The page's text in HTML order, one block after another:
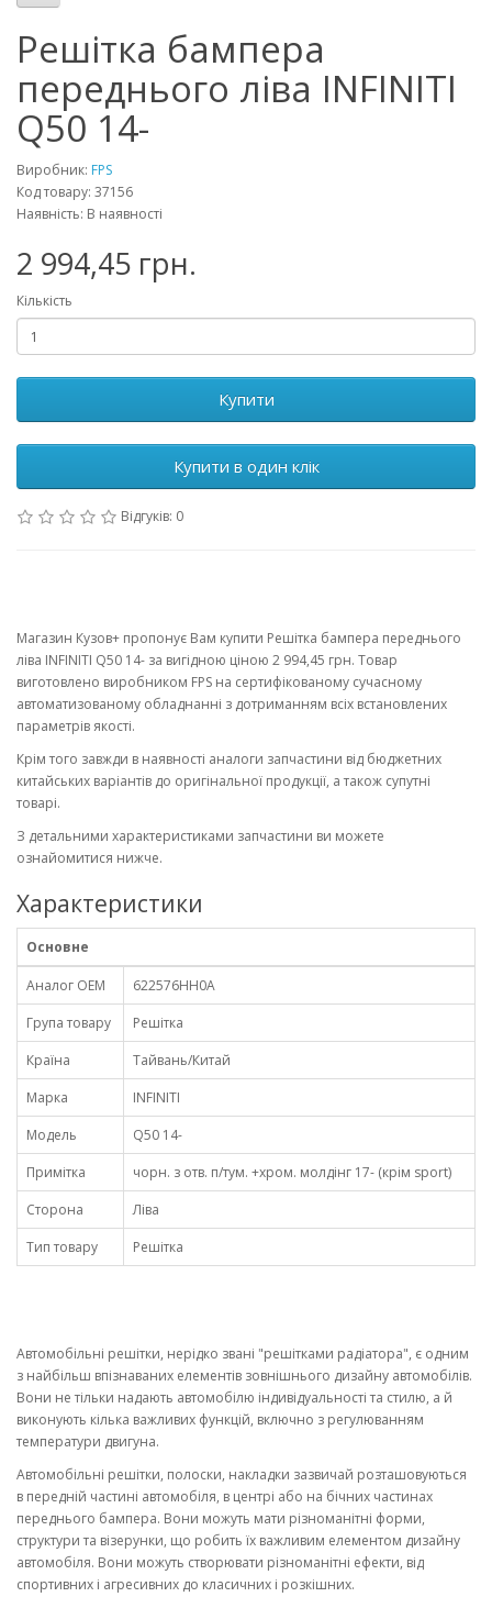
Решітка бампера
переднього ліва INFINITI
Q50 14-
Виробник: FPS
Код товару: 37156
Наявність: В наявності
2 994,45 грн.
Кількість
Купити
Купити в один клік
Відгуків: 0
Магазин Кузов+ пропонує Вам купити Решітка бампера переднього
ліва INFINITI Q50 14- за вигідною ціною 2 994,45 грн. Товар
виготовлено виробником FPS на сертифікованому сучасному
автоматизованому обладнанні з дотриманням всіх встановлених
параметрів якості.
Крім того завжди в наявності аналоги запчастини від бюджетних
китайських варіантів до оригінальної продукції, а також супутні
товарі.
З детальними характеристиками запчастини ви можете
ознайомитися нижче.
Характеристики
Основне
Аналог OEM
622576HH0A
Група товару
Решітка
Країна
Тайвань/Китай
Марка
INFINITI
Модель
Q50 14-
Примітка
чорн. з отв. п/тум. +хром. молдінг 17- (крім sport)
Сторона
Ліва
Тип товару
Решітка
Автомобільні решітки, нерідко звані "решітками радіатора", є одним
з найбільш впізнаваних елементів зовнішнього дизайну автомобілів.
Вони не тільки надають автомобілю індивідуальності та стилю, а й
виконують кілька важливих функцій, включно з регулюванням
температури двигуна.
Автомобільні решітки, полоски, накладки зазвичай розташовуються
в передній частині автомобіля, в центрі або на бічних частинах
переднього бампера. Вони можуть мати різноманітні форми,
структури та візерунки, що робить їх важливим елементом дизайну
автомобіля. Вони можуть створювати різноманітні ефекти, від
спортивних і агресивних до класичних і розкішних.